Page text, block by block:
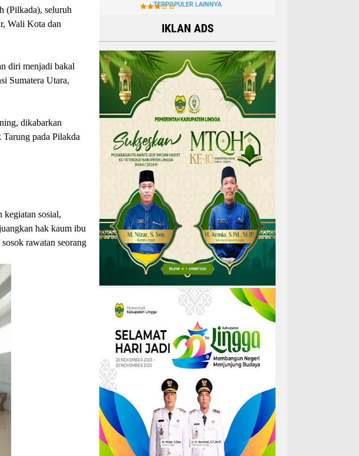
(Pilkada), seluruh
Wali Kota dan
diri menjadi bakal
Sumatera Utara,
dikabarkan
pada Pilakda
sosial,
hak kaum ibu
rawatan seorang
TERPOPULER LAINNYA
IKLAN ADS